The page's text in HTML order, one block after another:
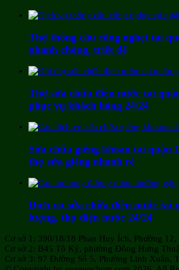
Thợ thông cầu cống nghẹt tại
nhanh chóng, triệt để
Thợ sửa chữa điện nước tại
phục vụ khách hàng 24/24
Sửa chữa giếng khoan tại quận
thợ sửa giếng nhanh rẻ
Dịch vụ sửa chữa điện nước tại
lượng, thợ điện nước 24/24
Cơ sở 1: 390/18/18 Phan Huy Ích, Phường
Cơ sở 2: B45 Tô Ký, phường Đông Hưng
Cơ sở 3: 97 Đường Số 5, Phường Linh Xuân,